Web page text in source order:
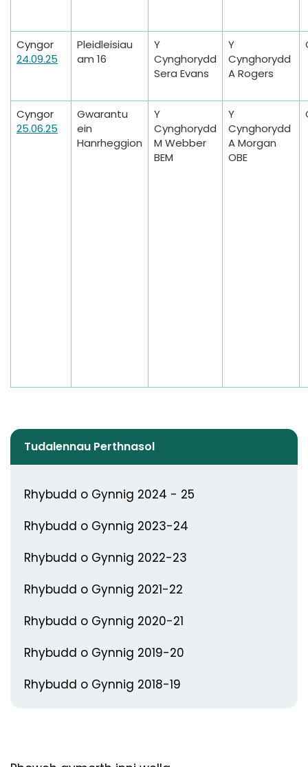
Cyngor
24.09.25
Pleidleisiau
am 16
Y
Cynghorydd
Sera Evans
Y
Cynghorydd
A Rogers
Cyngor
25.06.25
Gwarantu
ein
Hanrheggion
Y
Cynghorydd
M Webber
BEM
Y
Cynghorydd
A Morgan
OBE
Tudalennau Perthnasol
Rhybudd o Gynnig 2024 - 25
Rhybudd o Gynnig 2023-24
Rhybudd o Gynnig 2022-23
Rhybudd o Gynnig 2021-22
Rhybudd o Gynnig 2020-21
Rhybudd o Gynnig 2019-20
Rhybudd o Gynnig 2018-19